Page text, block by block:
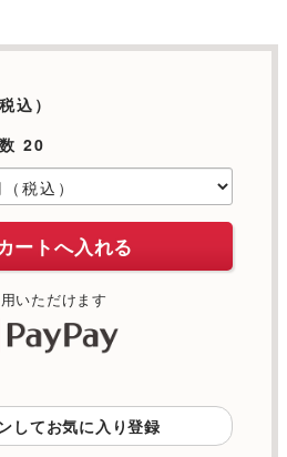
込）
20
ートへ入れる
いただけます
してお気に入り登録